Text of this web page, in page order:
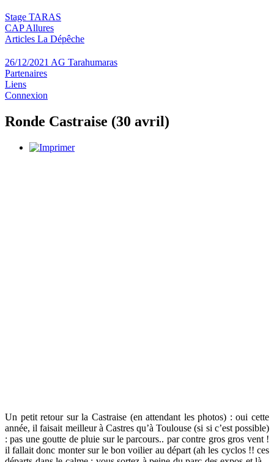
Stage TARAS
CAP Allures
Articles La Dépêche
26/12/2021 AG Tarahumaras
Partenaires
Liens
Connexion
Ronde Castraise (30 avril)
Un petit retour sur la Castraise (en attendant les photos) : oui cette
année, il faisait meilleur à Castres qu’à Toulouse (si si c’est possible)
: pas une goutte de pluie sur le parcours.. par contre gros gros vent !
il fallait donc monter sur le bon voilier au départ (ah les cyclos !! ces